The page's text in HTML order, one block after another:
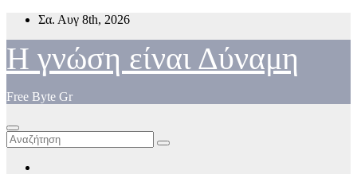
Μετάβαση
περιεχόμενο
Σα. Αυγ 8th, 2026
Η γνώση είναι Δύναμη
Free Byte Gr